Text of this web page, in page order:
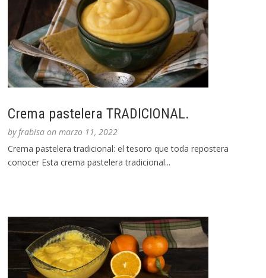
Crema pastelera TRADICIONAL.
byfrabisa onmarzo 11, 2022
Crema pastelera tradicional: el tesoro que toda repostera
conocer Esta crema pastelera tradicional...